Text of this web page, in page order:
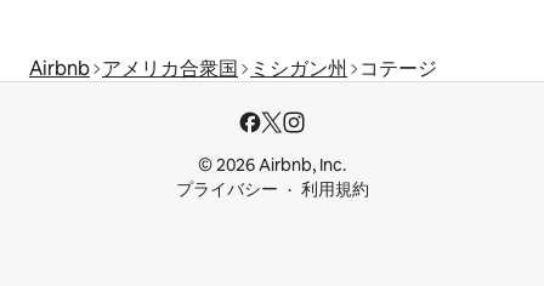
Airbnb アメリカ合衆国 ミシガン州 コテージ
© 2026 Airbnb, Inc.
プライバシー
利用規約